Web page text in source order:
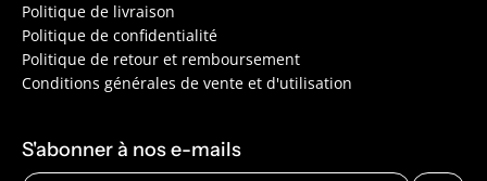
Politique de livraison
Politique de confidentialité
Politique de retour et remboursement
Conditions générales de vente et d'utilisation
S'abonner à nos e-mails